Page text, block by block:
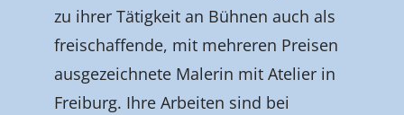
zu ihrer Tätigkeit an Bühnen auch als
freischaffende, mit mehreren Preisen
ausgezeichnete Malerin mit Atelier in
Freiburg. Ihre Arbeiten sind bei